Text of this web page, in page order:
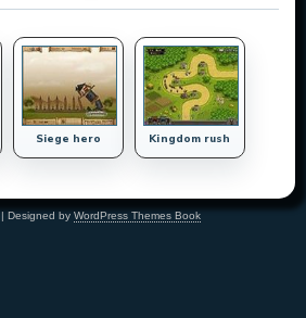
Siege hero Kingdom rush
| Designed by WordPress Themes Book